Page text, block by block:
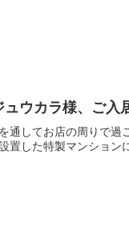
ュウカラ様、ご入
通してお店の周りで過
置した特製マンション